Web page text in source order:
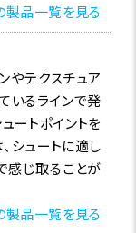
製品一覧を見る
やテクスチュア
いるラインで発
ートポイントを
シュートに適し
感じ取ることが
製品一覧を見る